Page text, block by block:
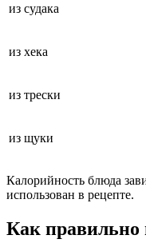
из судака
из хека
из трески
из щуки
Калорийность блюда
использован в рецепте.
Как правильно